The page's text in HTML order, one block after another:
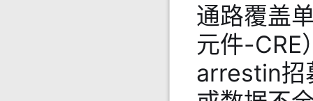
通路覆盖
元件-CRE
arrestin招